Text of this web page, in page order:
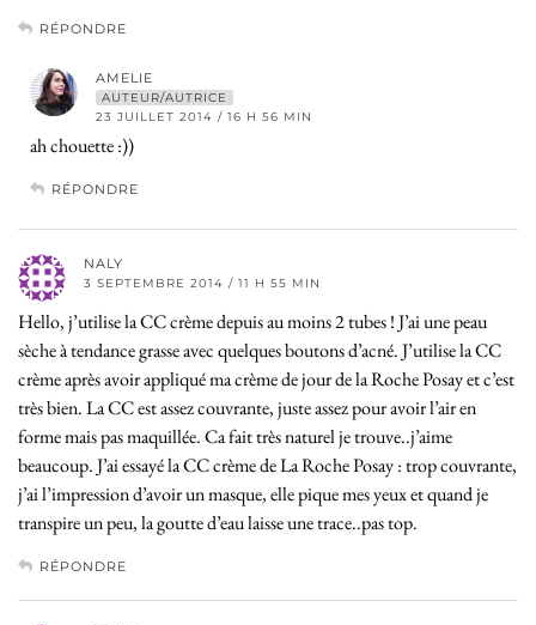
RÉPONDRE
AMELIE
AUTEUR/AUTRICE
23 JUILLET 2014 / 16 H 56 MIN
ah chouette :))
RÉPONDRE
NALY
3 SEPTEMBRE 2014 / 11 H 55 MIN
Hello, j’utilise la CC crème depuis au moins 2 tubes ! J’ai une peau
sèche à tendance grasse avec quelques boutons d’acné. J’utilise la CC
crème après avoir appliqué ma crème de jour de la Roche Posay et c’est
très bien. La CC est assez couvrante, juste assez pour avoir l’air en
forme mais pas maquillée. Ca fait très naturel je trouve..j’aime
beaucoup. J’ai essayé la CC crème de La Roche Posay : trop couvrante,
j’ai l’impression d’avoir un masque, elle pique mes yeux et quand je
transpire un peu, la goutte d’eau laisse une trace..pas top.
RÉPONDRE